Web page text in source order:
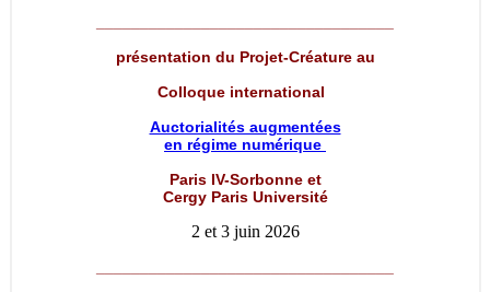
présentation du Projet-Créature au
Colloque international
Auctorialités augmentées
en régime numérique
Paris IV-Sorbonne et
Cergy Paris Université
2 et 3 juin 2026